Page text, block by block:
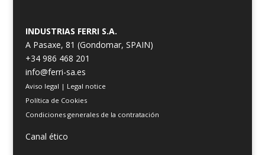
INDUSTRIAS FERRI S.A.
A Pasaxe, 81 (Gondomar, SPAIN)
+34 986 468 201
info@ferri-sa.es
Aviso legal | Legal notice
Política de Cookies
Condiciones generales de la contratación
Canal ético